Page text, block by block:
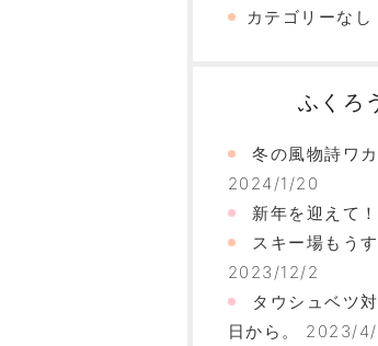
カテゴリーなし
ふくろ
冬の風物詩ワ
2024/1/20
新年を迎えて！
スキー場もう
2023/12/2
タウシュベツ
日から。
2023/4/